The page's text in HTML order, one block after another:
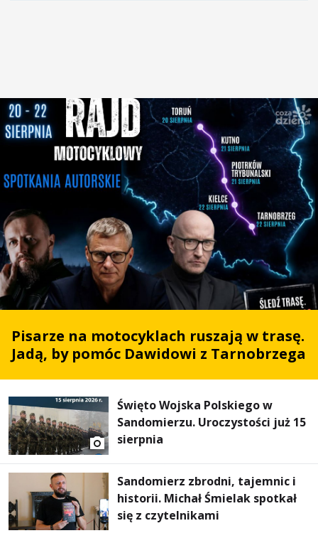
Pisarze na motocyklach ruszają w trasę.
Jadą, by pomóc Dawidowi z Tarnobrzega
Święto Wojska Polskiego w
Sandomierzu. Uroczystości już 15
sierpnia
Sandomierz zbrodni, tajemnic i
historii. Michał Śmielak spotkał
się z czytelnikami